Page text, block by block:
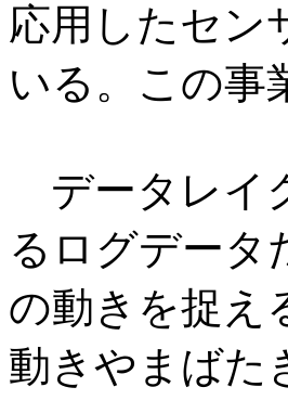
応用したセン
いる。この事
データレイ
るログデータ
の動きを捉え
動きやまばた